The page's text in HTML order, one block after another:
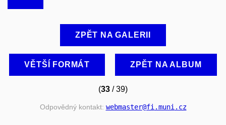
ZPĚT NA GALERII
VĚTŠÍ FORMÁT ZPĚT NA ALBUM
(33 / 39)
Odpovědný kontakt: webmaster@fi.muni.cz